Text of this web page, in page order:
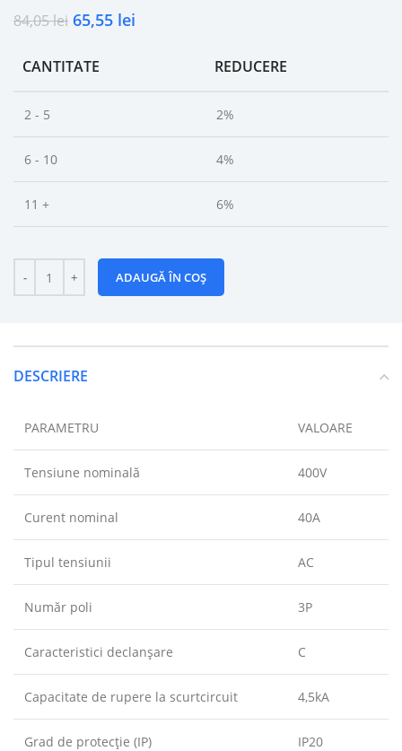
84,05lei 65,55 lei
CANTITATE REDUCERE
2 - 5 2%
6 - 10 4%
11 + 6%
ADAUGĂ ÎN COȘ
DESCRIERE
PARAMETRU VALOARE
Tensiune nominală 400V
Curent nominal 40A
Tipul tensiunii AC
Număr poli 3P
Caracteristici declanşare C
Capacitate de rupere la scurtcircuit 4,5kA
Grad de protecție (IP) IP20